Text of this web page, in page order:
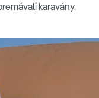
karavány.